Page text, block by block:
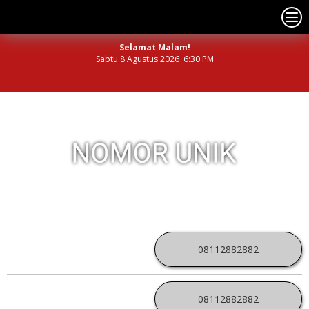
Selamat Malam!
Sabtu 8 Agustus 2026 6:30 PM
08112882882
08112882882